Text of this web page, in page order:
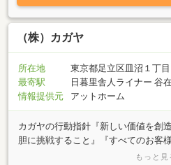
ン・アパートや新築戸建・中古戸建
売買を行っております。また、賃貸
不動産全般に関して、なにかお困り
「車や他のローンがある」「年収が
緒で売りたい」「高齢・外国籍で借
もお力になれるよう「早く」「安く
（株）カガヤ
所在地
東京都足立区皿沼１丁目
最寄駅
日暮里舎人ライナー 谷
情報提供元
アットホーム
カガヤの行動指針『新しい価値を創
胆に挑戦すること』『すべてのお客
であること』より高い顧客満足を目
もっと見